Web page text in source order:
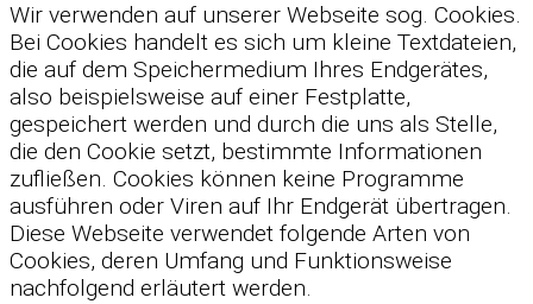
Wir verwenden auf unserer Webseite sog. Cookies.
Bei Cookies handelt es sich um kleine Textdateien,
die auf dem Speichermedium Ihres Endgerätes,
also beispielsweise auf einer Festplatte,
gespeichert werden und durch die uns als Stelle,
die den Cookie setzt, bestimmte Informationen
zufließen. Cookies können keine Programme
ausführen oder Viren auf Ihr Endgerät übertragen.
Diese Webseite verwendet folgende Arten von
Cookies, deren Umfang und Funktionsweise
nachfolgend erläutert werden.